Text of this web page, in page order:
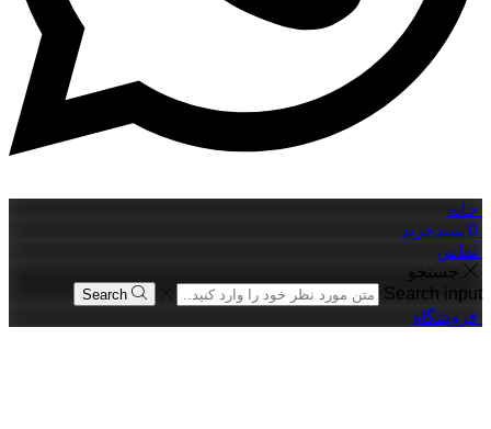
حانه
0 سبدخرید
تماس
جستجو
Search input
Search
فروشگاه